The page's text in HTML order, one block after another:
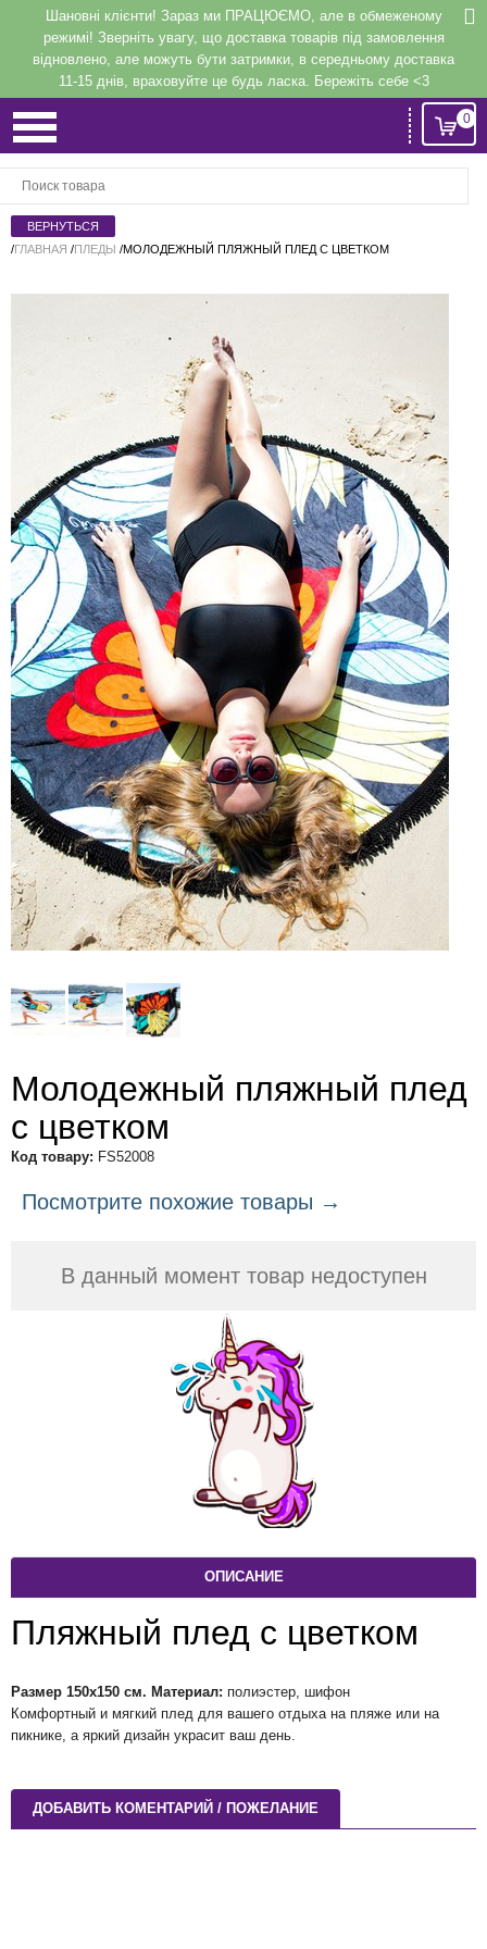
Шановні клієнти! Зараз ми ПРАЦЮЄМО, але в обмеженому
режимі! Зверніть увагу, що доставка товарів під замовлення
відновлено, але можуть бути затримки, в середньому доставка
11-15 днів, враховуйте це будь ласка. Бережіть себе <3
0
/ГЛАВНАЯ /ПЛЕДЫ /МОЛОДЕЖНЫЙ ПЛЯЖНЫЙ ПЛЕД С ЦВЕТКОМ
Молодежный пляжный плед
с цветком
Код товару: FS52008
Посмотрите похожие товары →
В данный момент товар недоступен
ОПИСАНИЕ
Пляжный плед с цветком
Размер 150х150 см. Материал: полиэстер, шифон
Комфортный и мягкий плед для вашего отдыха на пляже или на
пикнике, а яркий дизайн украсит ваш день.
ДОБАВИТЬ КОМЕНТАРИЙ / ПОЖЕЛАНИЕ
ВходилиРегистрация
Регистрация или авторизация